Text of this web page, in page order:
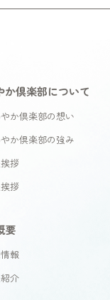
か倶楽部について
か倶楽部の想い
か倶楽部の強み
拶
拶
要
報
介